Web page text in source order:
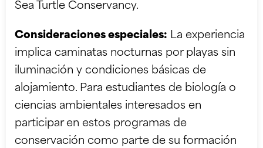
Sea Turtle Conservancy.
Consideraciones especiales: La experiencia
implica caminatas nocturnas por playas sin
iluminación y condiciones básicas de
alojamiento. Para estudiantes de biología o
ciencias ambientales interesados en
participar en estos programas de
conservación como parte de su formación